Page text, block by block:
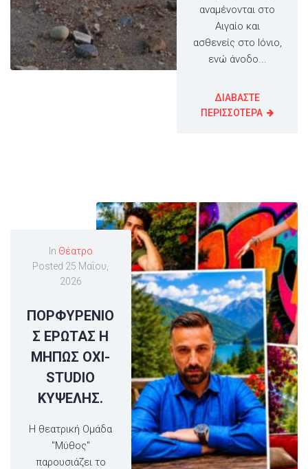
αναμένονται στο
Αιγαίο και
ασθενείς στο Ιόνιο,
ενώ άνοδο...
ΔΙΑΒΑΣΤΕ
ΠΕΡΙΣΣΟΤΕΡΑ
In Θέατρο
Posted 25 Μαΐου,
2026
ΠΟΡΦΥΡΕΝΙΟ
Σ ΕΡΩΤΑΣ Η
ΜΗΠΩΣ ΟΧΙ-
STUDIO
ΚΥΨΕΛΗΣ.
Η θεατρική Ομάδα
"Μύθος"
παρουσιάζει το